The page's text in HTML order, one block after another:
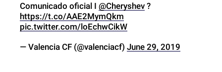
Comunicado oficial I @Cheryshev ?
https://t.co/AAE2MymQkm
pic.twitter.com/loEchwCikW
— Valencia CF (@valenciacf) June 29, 2019